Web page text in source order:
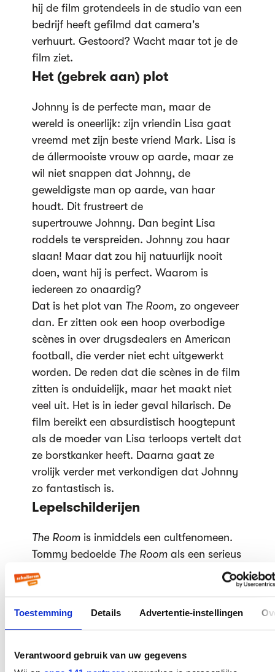
Toestemming Details Advertentie-instellingen
Verantwoord gebruik van uw gegevens
hij de film grotendeels in de studio van een
bedrijf heeft gefilmd dat camera's
verhuurt. Gestoord? Wacht maar tot je de
film ziet.
Het (gebrek aan) plot
Johnny is de perfecte man, maar de
wereld is oneerlijk: zijn vriendin Lisa gaat
vreemd met zijn beste vriend Mark. Lisa is
de állermooiste vrouw op aarde, maar ze
wil niet snappen dat Johnny, de
geweldigste man op aarde, van haar
houdt. Dit frustreert de
supertrouwe Johnny. Dan begint Lisa
roddels te verspreiden. Johnny zou haar
slaan! Maar dat zou hij natuurlijk nooit
doen, want hij is perfect. Waarom is
iedereen zo onaardig?
Dat is het plot van The Room, zo ongeveer
dan. Er zitten ook een hoop overbodige
scènes in over drugsdealers en American
football, die verder niet echt uitgewerkt
worden. De reden dat die scènes in de film
zitten is onduidelijk, maar het maakt niet
veel uit. Het is in ieder geval hilarisch. De
film bereikt een absurdistisch hoogtepunt
als de moeder van Lisa terloops vertelt dat
ze borstkanker heeft. Daarna gaat ze
vrolijk verder met verkondigen dat Johnny
zo fantastisch is.
Lepelschilderijen
The Roomis inmiddels een cultfenomeen.
Tommy bedoelde The Roomals een serieus
drama, maar toen hij erachter kwam dat
mensen de film hilarisch vonden, besloot
komedie.
bioscopen over de hele wereld.Tommy